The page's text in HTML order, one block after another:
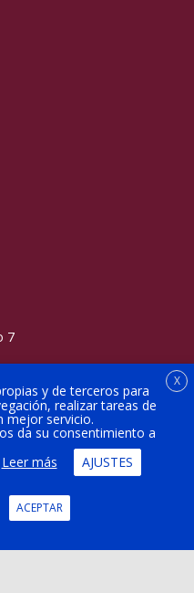
7
462
970
14:00
20:00
X
y de terceros para
realizar tareas de
mejor servicio.
da su consentimiento a
Leer más AJUSTES
ACEPTAR